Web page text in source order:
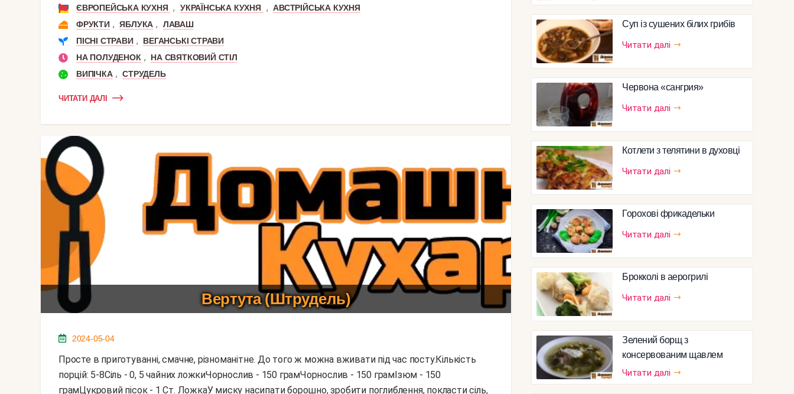
ЄВРОПЕЙСЬКА КУХНЯ , УКРАЇНСЬКА КУХНЯ , АВСТРІЙСЬКА КУХНЯ
ФРУКТИ , ЯБЛУКА ,
ЛАВАШ
ПІСНІ СТРАВИ ,
ВЕГАНСЬКІ СТРАВИ
НА ПОЛУДЕНОК ,
НА СВЯТКОВИЙ СТІЛ
ВИПІЧКА , СТРУДЕЛЬ
ЧИТАТИ ДАЛІ
Вертута (Штрудель)
2024-05-04
Просте в приготуванні, смачне, різноманітне. До того ж можна вживати під час посту.Кількість
порцій: 5-8Сіль - 0, 5 чайних ложкиЧорнослив - 150 грамЧорнослив - 150 грамІзюм - 150
грамЦукровий пісок - 1 Ст. ЛожкаУ миску насипати борошно, зробити поглиблення, покласти сіль,
Суп із сушених білих грибів
Читати далі
Червона «сангрия»
Читати далі
Котлети з телятини в духовці
Читати далі
Горохові фрикадельки
Читати далі
Брокколі в аерогрилі
Читати далі
Зелений борщ з
консервованим щавлем
Читати далі